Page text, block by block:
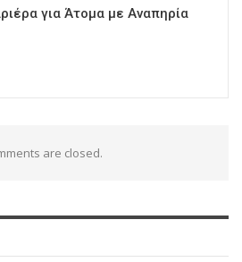
για Άτομα με Αναπηρία
are closed.